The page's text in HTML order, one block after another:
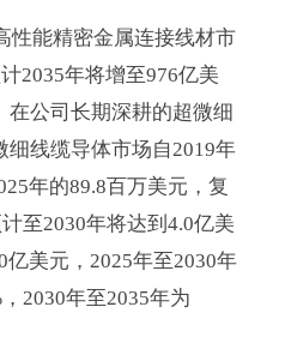
性能精密金属连接线材市
2035年将增至976亿美
在公司长期深耕的超微细
线缆导体市场自2019年
年的89.8百万美元，复
至2030年将达到4.0亿美
亿美元，2025年至2030年
2030年至2035年为